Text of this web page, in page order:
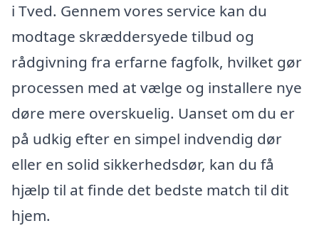
i Tved. Gennem vores service kan du
modtage skræddersyede tilbud og
rådgivning fra erfarne fagfolk, hvilket gør
processen med at vælge og installere nye
døre mere overskuelig. Uanset om du er
på udkig efter en simpel indvendig dør
eller en solid sikkerhedsdør, kan du få
hjælp til at finde det bedste match til dit
hjem.